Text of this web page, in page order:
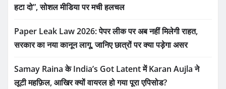
हटा दो”, सोशल मीडिया पर मची हलचल
Paper Leak Law 2026: पेपर लीक पर अब नहीं मिलेगी राहत,
सरकार का नया कानून लागू, जानिए छात्रों पर क्या पड़ेगा असर
Samay Raina के India’s Got Latent में Karan Aujla ने
लूटी महफ़िल, आखिर क्यों वायरल हो गया पूरा एपिसोड?